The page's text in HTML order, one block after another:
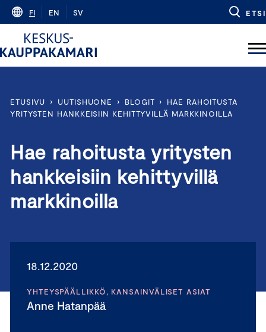
Skip
content
FI EN SV ETSI
ETUSIVU › UUTISHUONE › BLOGIT ›
HAE RAHOITUSTA
YRITYSTEN HANKKEISIIN KEHITTYVILLÄ MARKKINOILLA
Hae rahoitusta yritysten
hankkeisiin kehittyvillä
markkinoilla
18.12.2020
YHTEYSPÄÄLLIKKÖ, KANSAINVÄLISET ASIAT
Anne Hatanpää